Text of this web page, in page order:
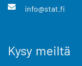
info@stat.fi
Kysy meiltä